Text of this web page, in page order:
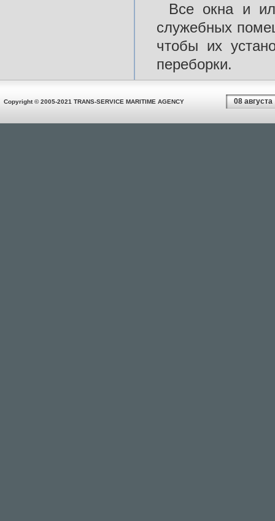
Все окна и
служебных
чтобы их
переборки.
Copyright © 2005-2021 TRANS-SERVICE MARITIME AGENCY 08 августа